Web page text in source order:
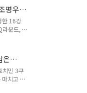
번 대회는
까웠다
수의 초
국제대회
하기
본선 진
명우·
한 16강
운드, 그
들의 집
선수들의
순 승패
제 컨디
컵 PQ 라
. 짧은 경
은
치민 3쿠
치고 8
상급 선